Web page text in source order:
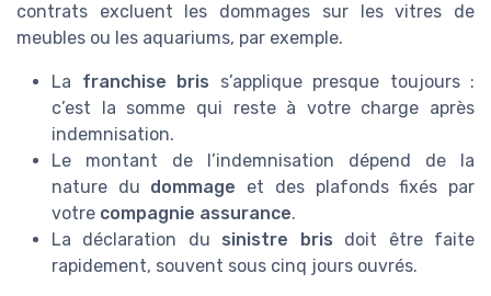
contrats excluent les dommages sur les vitres de
meubles ou les aquariums, par exemple.
La franchise bris s’applique presque toujours :
c’est la somme qui reste à votre charge après
indemnisation.
Le montant de l’indemnisation dépend de la
nature du dommage et des plafonds fixés par
votre compagnie assurance.
La déclaration du sinistre bris doit être faite
rapidement, souvent sous cinq jours ouvrés.